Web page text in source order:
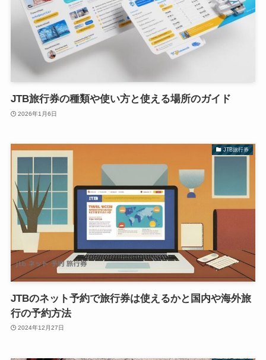
JTB旅行券の種類や使い方と使える場所のガイド
2026年1月6日
JTB旅行券
JTBのネット予約で旅行券は使えるかと国内や海外旅
行の予約方法
2024年12月27日